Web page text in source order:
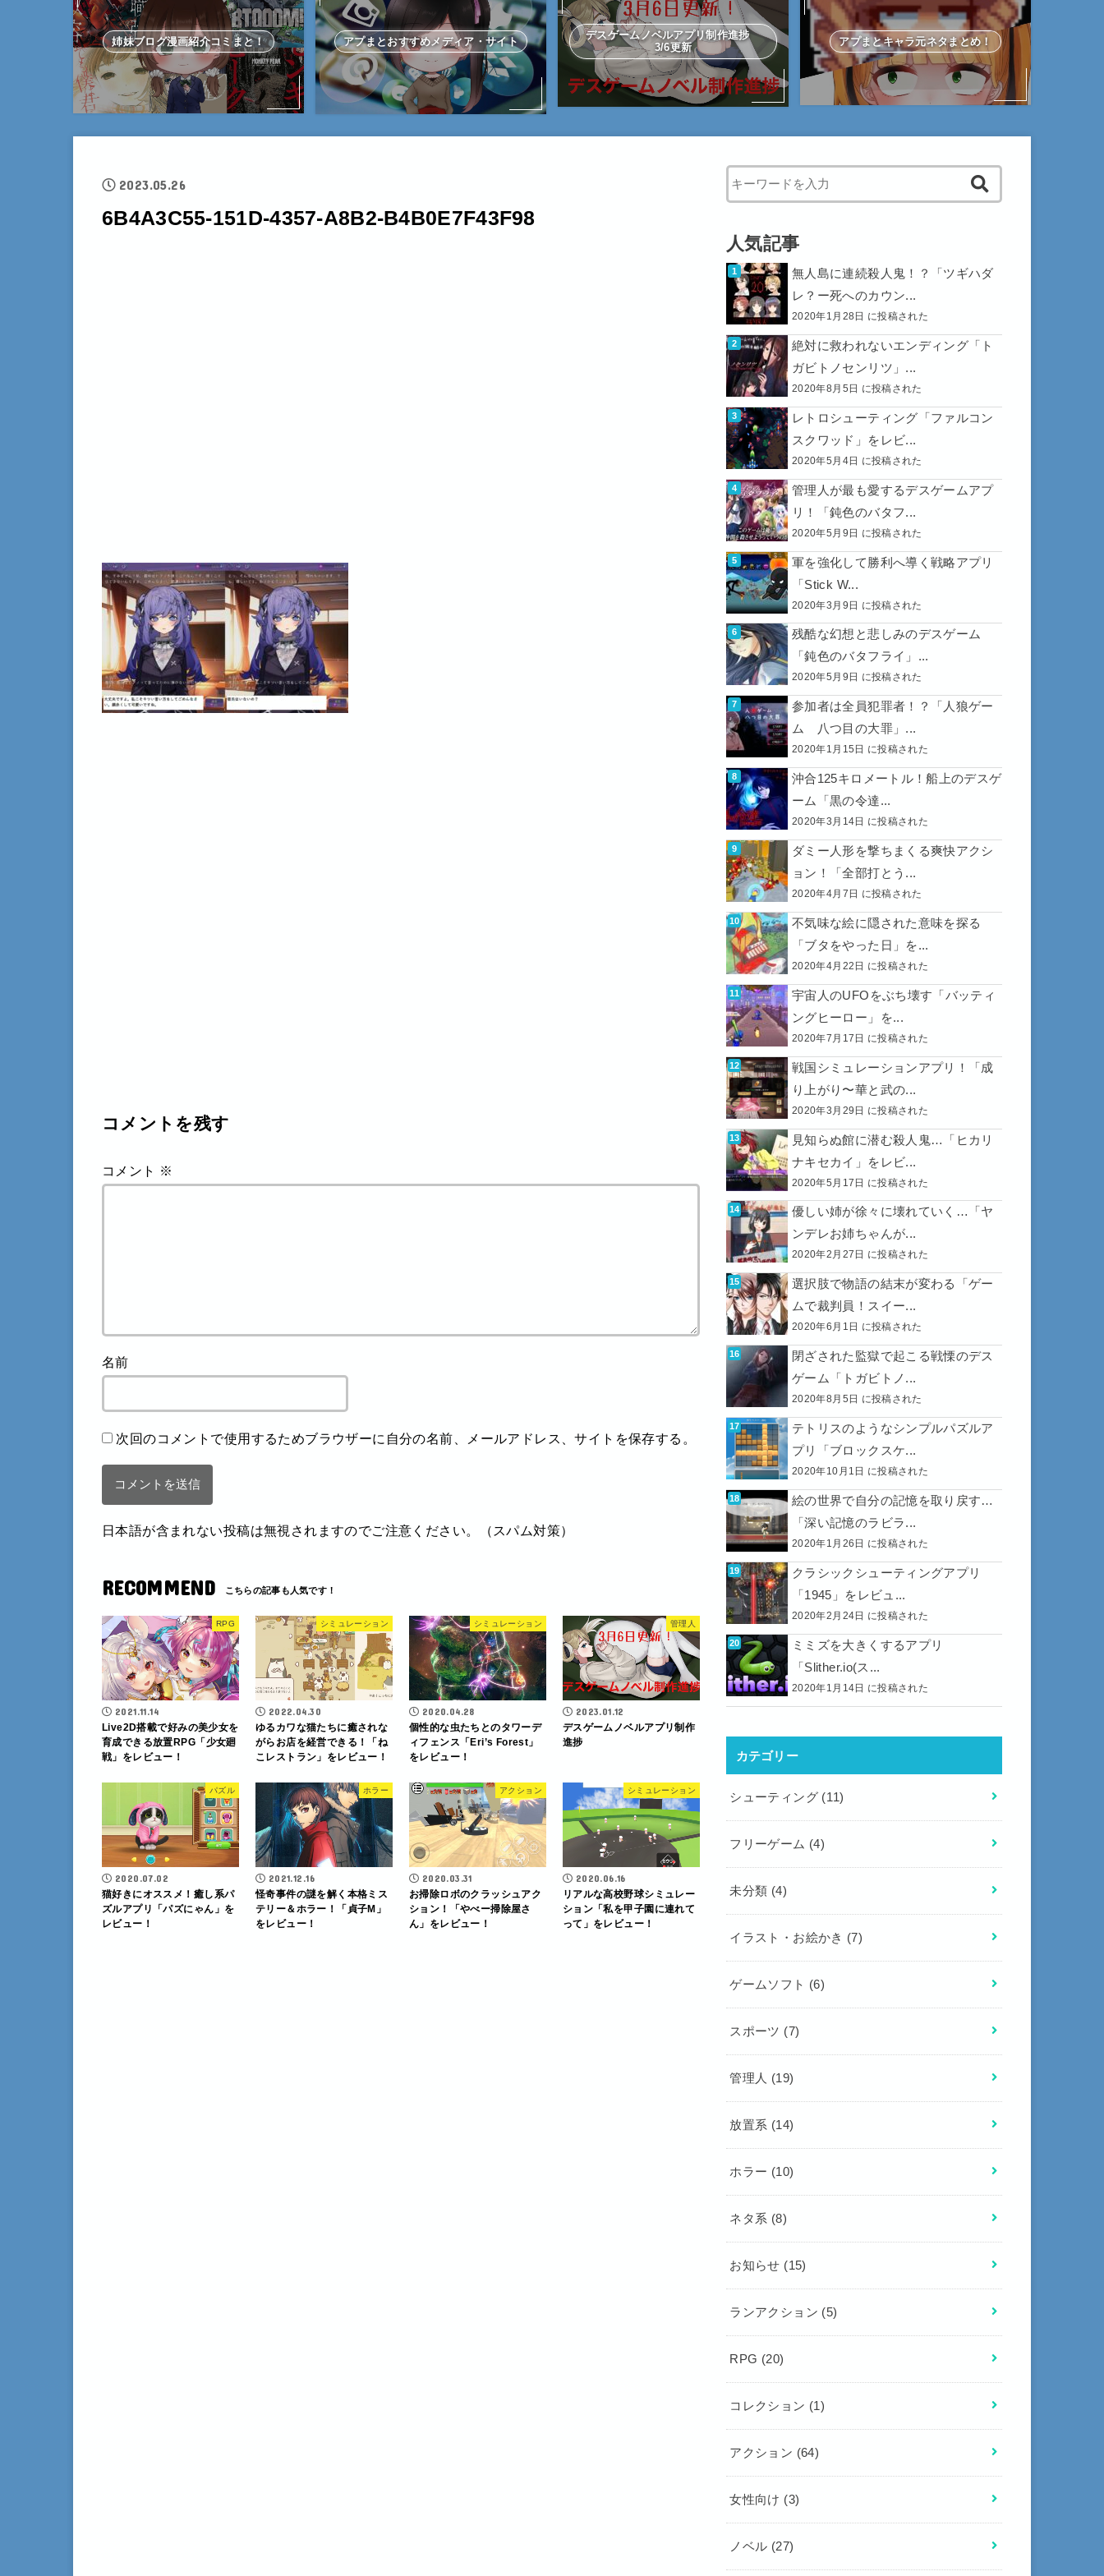
姉妹ブログ漫画紹介コミまと！ アプまとおすすめメディア・サイト
デスゲームノベルアプリ制作進捗
3/6更新
アプまとキャラ元ネタまとめ！
2023.05.26
6B4A3C55-151D-4357-A8B2-B4B0E7F43F98
コメントを残す
コメント ※
名前
次回のコメントで使用するためブラウザーに自分の名前、メールアドレス、サイトを保存する。
日本語が含まれない投稿は無視されますのでご注意ください。（スパム対策）
RECOMMEND
RPG
2021.11.14
Live2D搭載で好みの美少女を
育成できる放置RPG「少女廻
戦」をレビュー！
シミュレーション
2022.04.30
ゆるカワな猫たちに癒されな
がらお店を経営できる！「ね
こレストラン」をレビュー！
シミュレーション
2020.04.28
個性的な虫たちとのタワーデ
ィフェンス「Eri’s Forest」
をレビュー！
管理人
2023.01.12
デスゲームノベルアプリ制作
進捗
パズル
2020.07.02
猫好きにオススメ！癒し系パ
ズルアプリ「パズにゃん」を
レビュー！
ホラー
2021.12.16
怪奇事件の謎を解く本格ミス
テリー＆ホラー！「貞子M」
をレビュー！
アクション
2020.03.31
お掃除ロボのクラッシュアク
ション！「やべー掃除屋さ
ん」をレビュー！
シミュレーション
2020.06.16
リアルな高校野球シミュレー
ション「私を甲子園に連れて
って」をレビュー！
When autocomplete results are available use up and down
人気記事
無人島に連続殺人鬼！？「ツギハダ
レ？ー死へのカウン...
2020年1月28日 に投稿された
絶対に救われないエンディング「ト
ガビトノセンリツ」...
2020年8月5日 に投稿された
レトロシューティング「ファルコン
スクワッド」をレビ...
2020年5月4日 に投稿された
管理人が最も愛するデスゲームアプ
リ！「鈍色のバタフ...
2020年5月9日 に投稿された
軍を強化して勝利へ導く戦略アプリ
「Stick W...
2020年3月9日 に投稿された
残酷な幻想と悲しみのデスゲーム
「鈍色のバタフライ」...
2020年5月9日 に投稿された
参加者は全員犯罪者！？「人狼ゲー
ム 八つ目の大罪」...
2020年1月15日 に投稿された
沖合125キロメートル！船上のデスゲ
ーム「黒の令達...
2020年3月14日 に投稿された
ダミー人形を撃ちまくる爽快アクシ
ョン！「全部打とう...
2020年4月7日 に投稿された
不気味な絵に隠された意味を探る
「ブタをやった日」を...
2020年4月22日 に投稿された
宇宙人のUFOをぶち壊す「バッティ
ングヒーロー」を...
2020年7月17日 に投稿された
戦国シミュレーションアプリ！「成
り上がり〜華と武の...
2020年3月29日 に投稿された
見知らぬ館に潜む殺人鬼…「ヒカリ
ナキセカイ」をレビ...
2020年5月17日 に投稿された
優しい姉が徐々に壊れていく…「ヤ
ンデレお姉ちゃんが...
2020年2月27日 に投稿された
選択肢で物語の結末が変わる「ゲー
ムで裁判員！スイー...
2020年6月1日 に投稿された
閉ざされた監獄で起こる戦慄のデス
ゲーム「トガビトノ...
2020年8月5日 に投稿された
テトリスのようなシンプルパズルア
プリ「ブロックスケ...
2020年10月1日 に投稿された
絵の世界で自分の記憶を取り戻す…
「深い記憶のラビラ...
2020年1月26日 に投稿された
クラシックシューティングアプリ
「1945」をレビュ...
2020年2月24日 に投稿された
ミミズを大きくするアプリ
「Slither.io(ス...
2020年1月14日 に投稿された
カテゴリー
シューティング (11)
フリーゲーム (4)
未分類 (4)
イラスト・お絵かき (7)
ゲームソフト (6)
スポーツ (7)
管理人 (19)
放置系 (14)
ホラー (10)
ネタ系 (8)
お知らせ (15)
ランアクション (5)
RPG (20)
コレクション (1)
アクション (64)
女性向け (3)
ノベル (27)